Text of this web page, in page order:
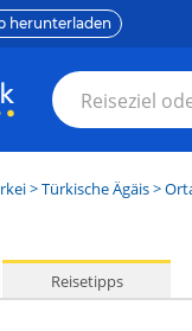
herunterladen
>Türkische Ägäis>
Reisetipps